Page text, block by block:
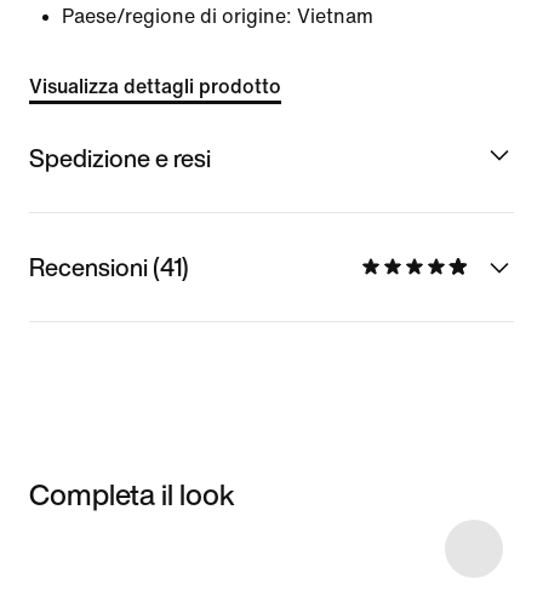
Paese/regione di origine: Vietnam
Visualizza dettagli prodotto
Spedizione e resi
Recensioni (41)
Completa il look